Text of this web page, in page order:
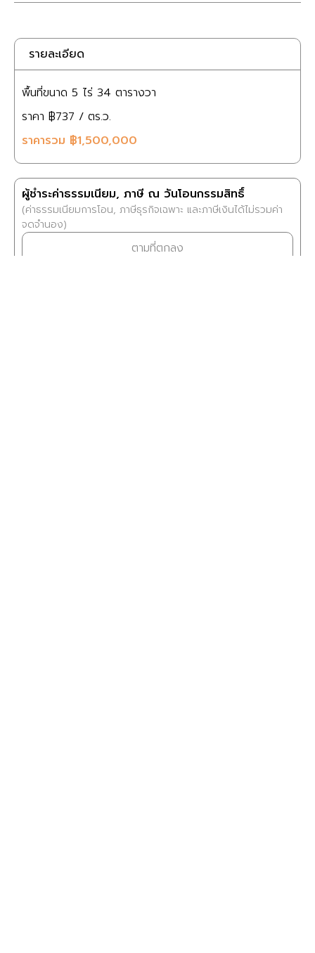
รายละเอียด
พื้นที่ขนาด 5 ไร่ 34 ตารางวา
ราคา ฿737 / ตร.ว.
ราคารวม ฿1,500,000
ผู้ชำระค่าธรรมเนียม, ภาษี ณ วันโอนกรรมสิทธิ์
(ค่าธรรมเนียมการโอน, ภาษีธุรกิจเฉพาะ และภาษีเงินได้ไม่รวมค่า
จดจำนอง)
ตามที่ตกลง